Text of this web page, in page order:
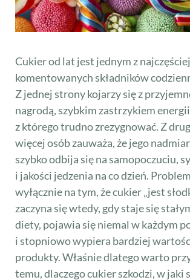
Cukier od lat jest jednym z najczęściej
komentowanych składników
Z jednej strony kojarzy się z
nagrodą, szybkim zastrzykiem
z którego trudno zrezygnować. Z
więcej osób zauważa, że jego
szybko odbija się na samopoczuciu,
i jakości jedzenia na co dzień.
wyłącznie na tym, że cukier „jest
zaczyna się wtedy, gdy staje się
diety, pojawia się niemal w każdym
i stopniowo wypiera bardziej
produkty. Właśnie dlatego warto
temu, dlaczego cukier szkodzi, w jaki